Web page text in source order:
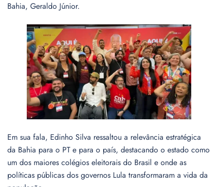
Bahia, Geraldo Júnior.
Em sua fala, Edinho Silva ressaltou a relevância estratégica
da Bahia para o PT e para o país, destacando o estado como
um dos maiores colégios eleitorais do Brasil e onde as
políticas públicas dos governos Lula transformaram a vida da